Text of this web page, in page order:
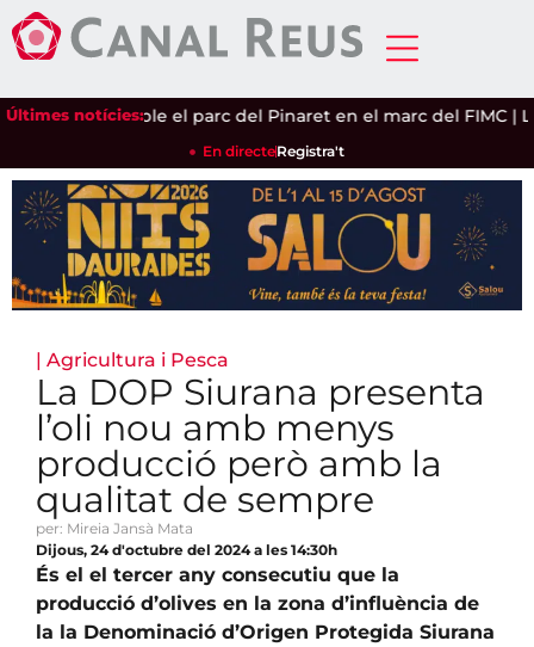
Últimes notícies:
Tull omple el parc del Pinaret en el marc del FIMC|La
En directeRegistra't
| Agricultura i Pesca
La DOP Siurana presenta
l’oli nou amb menys
producció però amb la
qualitat de sempre
per: Mireia Jansà Mata
Dijous, 24 d'octubre del 2024 a les 14:30h
És el el tercer any consecutiu que la
producció d’olives en la zona d’influència de
la la Denominació d’Origen Protegida Siurana